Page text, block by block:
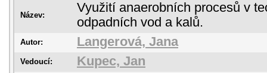
Název:
Využití anaerobních procesů v
odpadních vod a kalů.
Autor: Langerová, Jana
Vedoucí: Kupec, Jan